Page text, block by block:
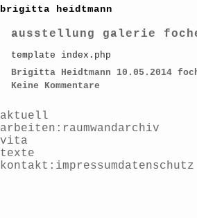
brigitta heidtmann
ausstellung galerie
template index.php
Brigitta Heidtmann
10.05.2014
Keine Kommentare
aktuell
arbeiten
raumwandarchiv
vita
texte
kontakt
impressumdatenschutz